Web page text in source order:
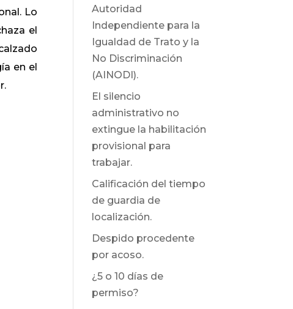
Lo
el
en el
Autoridad
Independiente para la
Igualdad de Trato y la
No Discriminación
(AINODI).
El silencio
administrativo no
extingue la habilitación
provisional para
trabajar.
Calificación del tiempo
de guardia de
localización.
Despido procedente
por acoso.
¿5 o 10 días de
permiso?